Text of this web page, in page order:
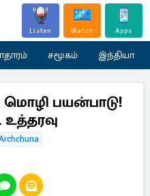
Listen Watch Apps
சமூகம் இந்தியா
மொழி பயன்பாடு!